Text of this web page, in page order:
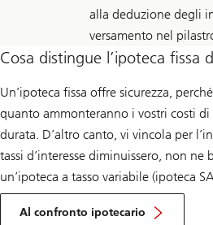
alla deduzione degli
versamento nel
Cosa distingue l’ipoteca fissa
Un’ipoteca fissa offre sicurezza,
quanto ammonteranno i vostri costi di
durata. D’altro canto, vi vincola per
tassi d’interesse diminuissero, non ne
un’ipoteca a tasso variabile (ipoteca
Al confronto ipotecario